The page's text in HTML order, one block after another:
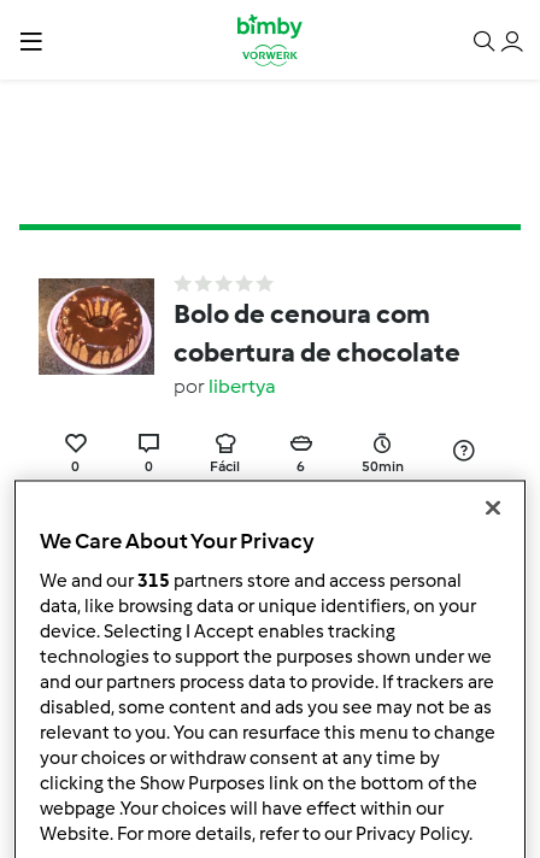
Bolo de cenoura com
cobertura de chocolate
por libertya
0 0 Fácil 6 50min
Concentrado de
morago
porlibertya
0 0 Fácil 1 20min
Fritata de legumes
porlibertya
We Care About Your Privacy
We and our315 partners store and access personal
data, like browsing data or unique identifiers, on your
device. Selecting I Accept enables tracking
technologies to support the purposes shown under we
and our partners process data to provide. If trackers are
disabled, some content and ads you see may not be as
relevant to you. You can resurface this menu to change
your choices or withdraw consent at any time by
clicking the Show Purposes link on the bottom of the
webpage .Your choices will have effect within our
Website. For more details, refer to our Privacy Policy.